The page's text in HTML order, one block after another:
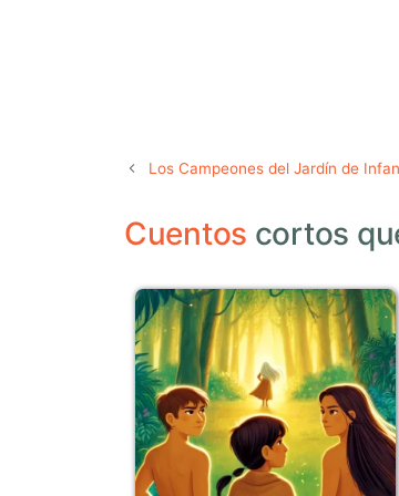
Los Campeones del Jardín de
Cuentos cortos